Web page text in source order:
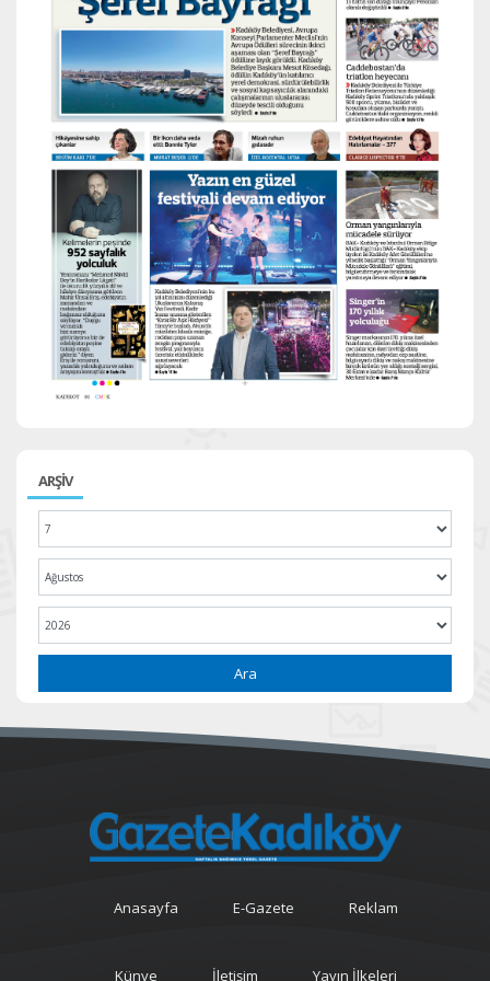
ARŞİV
Ara
Anasayfa E-Gazete Reklam
Künye İletişim Yayın İlkeleri